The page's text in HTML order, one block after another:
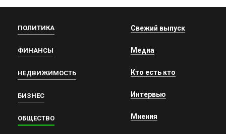
ПОЛИТИКА
ФИНАНСЫ
НЕДВИЖИМОСТЬ
БИЗНЕС
ОБЩЕСТВО
Свежий выпуск
Медиа
Кто есть кто
Интервью
Мнения